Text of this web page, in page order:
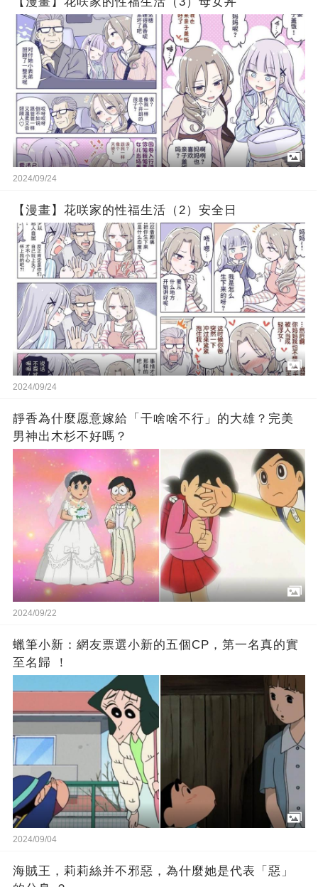
2024/09/24
【漫畫】花咲家的性福生活（2）安全日
2024/09/24
靜香為什麼愿意嫁給「干啥啥不行」的大雄？完美
男神出木杉不好嗎？
2024/09/22
蠟筆小新：網友票選小新的五個CP，第一名真的實
至名歸 ！
2024/09/04
海賊王，莉莉絲并不邪惡，為什麼她是代表「惡」